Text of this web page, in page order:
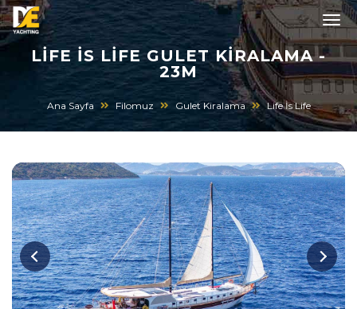
LIFE İS LIFE GULET KIRALAMA -
23M
Ana Sayfa Filomuz Gulet Kiralama Life İs Life